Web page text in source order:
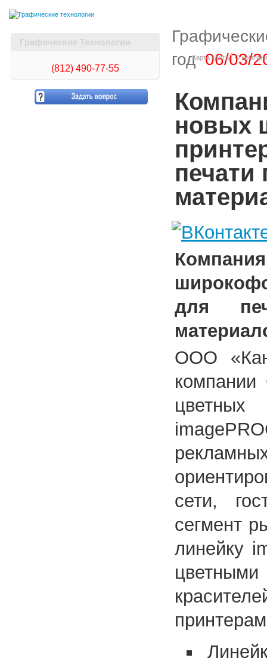
Карта сайта О
Графические Технологии
(812) 490-77-55
год 06/03/
новых
печати
для
ООО
компании
сети,
сегмент
линейку